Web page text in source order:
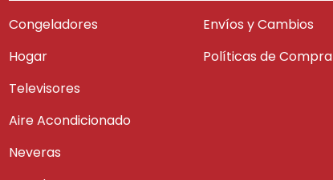
Congeladores
Hogar
Televisores
Aire Acondicionado
Neveras
Envíos y Cambios
Políticas de Compra